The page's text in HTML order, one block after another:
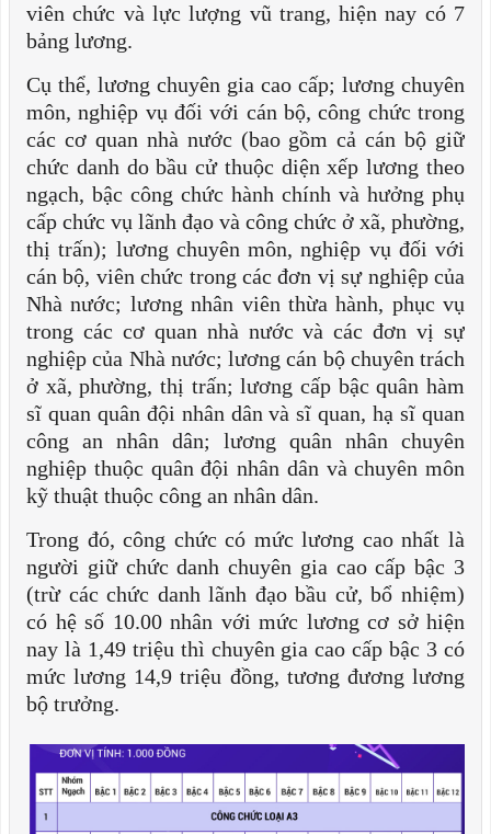
viên chức và lực lượng vũ trang, hiện nay có 7
bảng lương.
Cụ thể, lương chuyên gia cao cấp; lương chuyên
môn, nghiệp vụ đối với cán bộ, công chức trong
các cơ quan nhà nước (bao gồm cả cán bộ giữ
chức danh do bầu cử thuộc diện xếp lương theo
ngạch, bậc công chức hành chính và hưởng phụ
cấp chức vụ lãnh đạo và công chức ở xã, phường,
thị trấn); lương chuyên môn, nghiệp vụ đối với
cán bộ, viên chức trong các đơn vị sự nghiệp của
Nhà nước; lương nhân viên thừa hành, phục vụ
trong các cơ quan nhà nước và các đơn vị sự
nghiệp của Nhà nước; lương cán bộ chuyên trách
ở xã, phường, thị trấn; lương cấp bậc quân hàm
sĩ quan quân đội nhân dân và sĩ quan, hạ sĩ quan
công an nhân dân; lương quân nhân chuyên
nghiệp thuộc quân đội nhân dân và chuyên môn
kỹ thuật thuộc công an nhân dân.
Trong đó, công chức có mức lương cao nhất là
người giữ chức danh chuyên gia cao cấp bậc 3
(trừ các chức danh lãnh đạo bầu cử, bổ nhiệm)
có hệ số 10.00 nhân với mức lương cơ sở hiện
nay là 1,49 triệu thì chuyên gia cao cấp bậc 3 có
mức lương 14,9 triệu đồng, tương đương lương
bộ trưởng.